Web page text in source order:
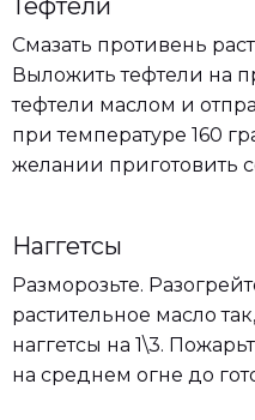
Тефтели
Смазать противень
Выложить тефтели на
тефтели маслом и
при температуре 160
желании приготовить
Наггетсы
Разморозьте.
растительное масло
наггетсы на 1\3.
на среднем огне до